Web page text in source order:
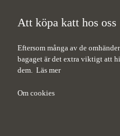
Att köpa katt hos oss
Eftersom många av de
bagaget är det extra viktigt att
dem. Läs mer
Om cookies